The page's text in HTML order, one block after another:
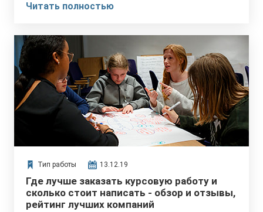
Читать полностью
Тип работы 13.12.19
Где лучше заказать курсовую работу и
сколько стоит написать - обзор и отзывы,
рейтинг лучших компаний